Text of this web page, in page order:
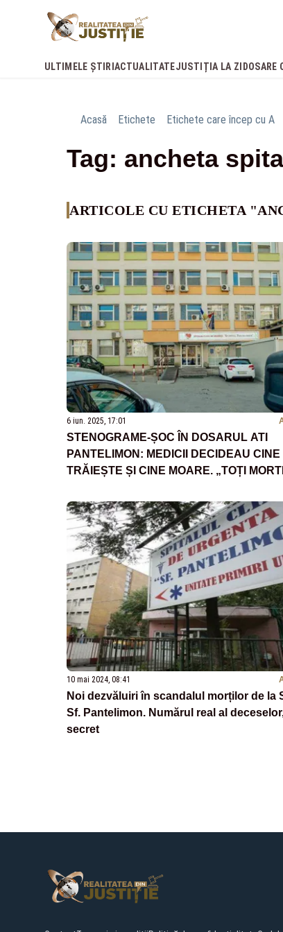
ULTIMELE ȘTIRI ACTUALITATEJUSTIȚIA LA ZI DOSARE
Acasă Etichete Etichete care încep cu A
Tag: ancheta
ARTICOLE CU ETICHETA
6 iun. 2025, 17:01
STENOGRAME-ȘOC ÎN DOSARUL ATI
PANTELIMON: MEDICII DECIDEAU CINE
TRĂIEȘTE ȘI CINE MOARE. „TOȚI
10 mai 2024, 08:41
Noi dezvăluiri în scandalul morților de la
Sf. Pantelimon. Numărul real al
secret